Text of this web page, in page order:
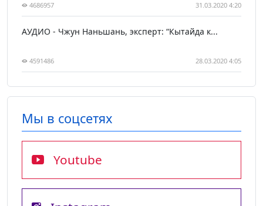
4686957 31.03.2020 4:20
АУДИО - Чжун Наньшань, эксперт: “Кытайда к...
4591486 28.03.2020 4:05
Мы в соцсетях
Youtube